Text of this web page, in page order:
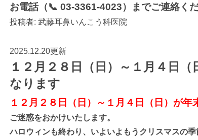
お電話（📞 03-3361-4023）までご連絡くだ
投稿者: 武藤耳鼻いんこう科医院
2025.12.20更新
１２月２８日（日）～１月４日（
なります
１２月２８日（日）～１月４日（日）が年
ご迷惑をおかけいたします。
ハロウィンも終わり、いよいよもうクリスマスの季